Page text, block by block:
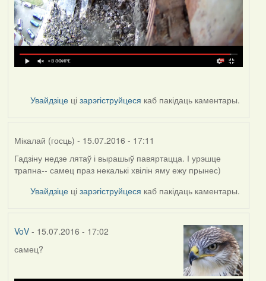
Увайдзіце цізарэгіструйцеся каб пакідаць каментары.
Мікалай (госць) - 15.07.2016 - 17:11
Гадзіну недзе лятаў і вырашыў павяртацца. І урэшце
трапна-- самец праз некалькі хвілін яму ежу прынес)
Увайдзіце цізарэгіструйцеся каб пакідаць каментары.
VoV- 15.07.2016 - 17:02
самец?